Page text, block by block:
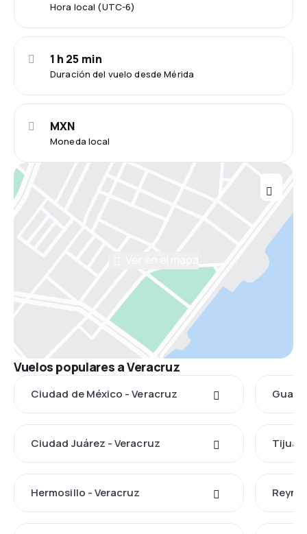
Hora local (UTC-6)
Duración del vuelo desde Mérida
1 h 25 min
Moneda local
MXN
Vuelos populares a Veracruz
Ciudad de México - Veracruz
Ciudad Juárez - Veracruz
Hermosillo - Veracruz